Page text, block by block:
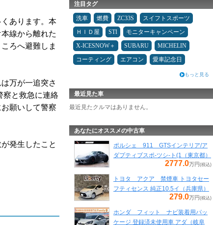
あります。本
線から離れた
ろへ避難しま
万が一追突さ
察と救急に連絡
願いして警察
発生したこと
注目タグ
洗車 燃費 ZC33S
スイフトスポーツ
ＨＩＤ屋
STI
モニターキャンペーン
X-ICESNOW＋
SUBARU
MICHELIN
コーティング
エアコン 愛車記念日
もっと見る
最近見た車
最近見たクルマはありません。
あなたにオススメの中古車
ポルシェ 911 GTSインテリア/ア
ダプティブスポ-ツシ-ト(1（東京都）
2777.0万円(税込)
トヨタ アクア 禁煙車 トヨタセー
フティセンス 純正10.5イ（兵庫県）
279.0万円(税込)
ホンダ フィット ナビ装着用パッ
ケージ 登録済未使用車 アダ（岐阜